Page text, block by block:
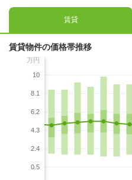
賃貸
賃貸物件の価格帯推移
万円
10
8.1
6.2
4.3
2.4
0.5